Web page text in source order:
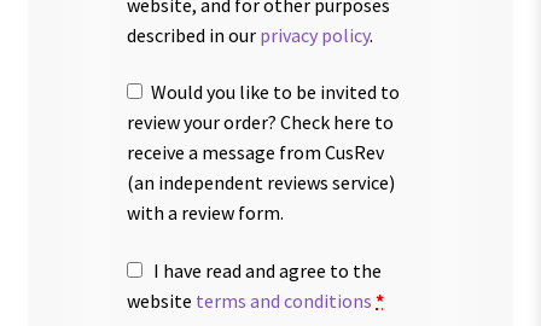
described in our privacy policy.
Would you like to be invited to
review your order? Check here to
receive a message from CusRev
(an independent reviews service)
with a review form.
I have read and agree to the
website terms and conditions *